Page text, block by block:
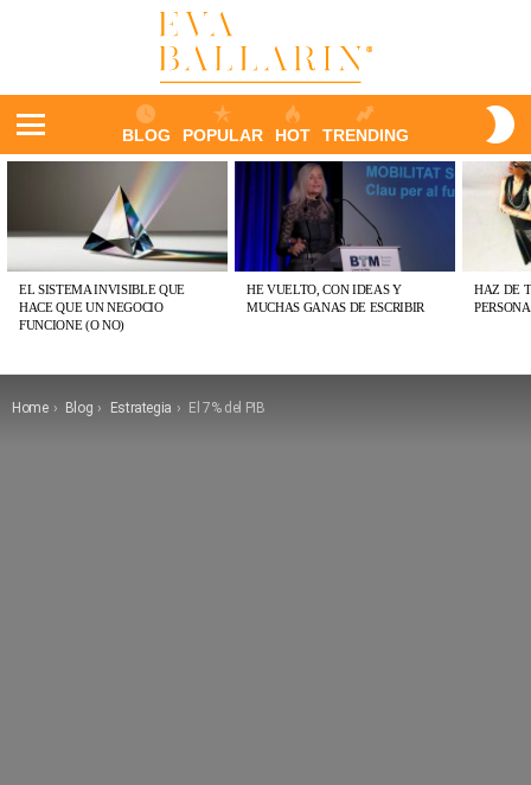
BLOG POPULAR HOT TRENDING
PUBLICACIONES
EL SISTEMA INVISIBLE QUE
HACE QUE UN NEGOCIO
FUNCIONE (O NO)
HE VUELTO, CON IDEAS Y
MUCHAS GANAS DE ESCRIBIR
HAZ DE
You are here:
Home Blog Estrategia El 7% del PIB